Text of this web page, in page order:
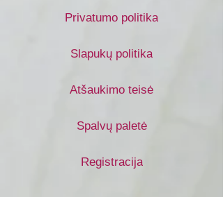
Privatumo politika
Slapukų politika
Atšaukimo teisė
Spalvų paletė
Registracija